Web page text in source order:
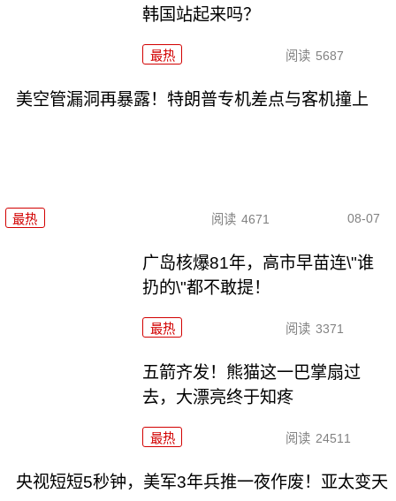
韩国站起来吗？
最热 阅读 5687
美空管漏洞再暴露！特朗普专机差点与客机撞上
最热 阅读 4671 08-07
广岛核爆81年，高市早苗连\"谁
扔的\"都不敢提！
最热 阅读 3371
五箭齐发！熊猫这一巴掌扇过
去，大漂亮终于知疼
最热 阅读 24511
央视短短5秒钟，美军3年兵推一夜作废！亚太变天